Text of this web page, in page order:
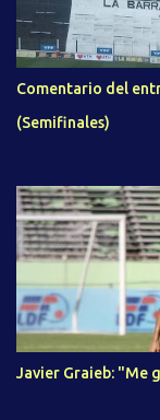
Comentario del
(Semifinales)
Javier Graieb: "Me